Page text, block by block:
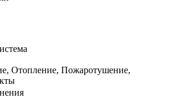
Отопление, Пожаротушение,